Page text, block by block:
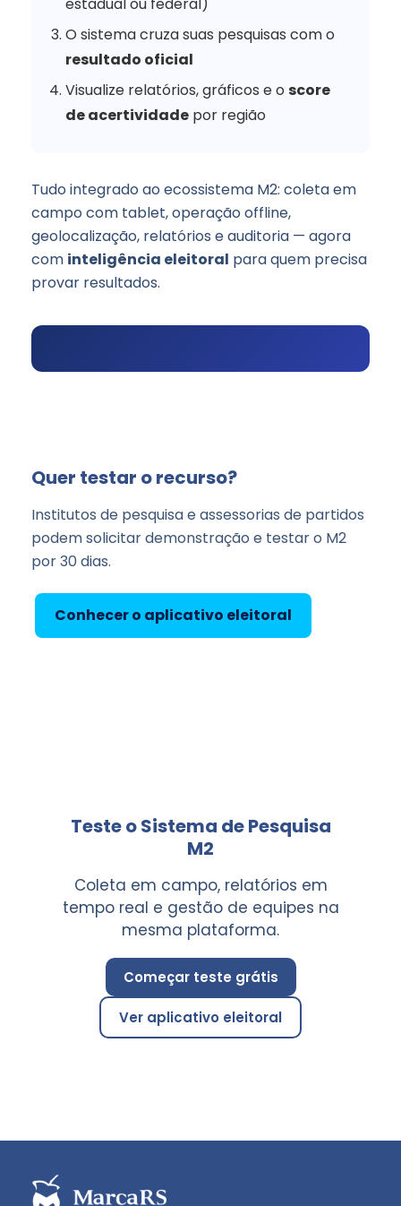
estadual ou federal)
O sistema cruza suas pesquisas com o
resultado oficial
Visualize relatórios, gráficos e o score
de acertividade por região
Tudo integrado ao ecossistema M2: coleta em
campo com tablet, operação offline,
geolocalização, relatórios e auditoria — agora
com inteligência eleitoral para quem precisa
provar resultados.
Quer testar o recurso?
Institutos de pesquisa e assessorias de partidos
podem solicitar demonstração e testar o M2
por 30 dias.
Conhecer o aplicativo eleitoral
Teste o Sistema de Pesquisa
M2
Coleta em campo, relatórios em
tempo real e gestão de equipes na
mesma plataforma.
Começar teste grátis
Ver aplicativo eleitoral